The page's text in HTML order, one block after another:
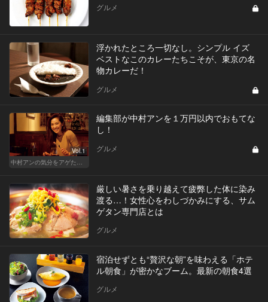
グルメ
浮かれたところ一切なし。シンプル イズ
ベストなこのカレーたちこそが、東京の名
物カレーだ！
グルメ
Vol.1
編集部が中村アンを１万円以内でおもてな
し！
グルメ
厳しい暑さを乗り越えて疲弊した体に染み
渡る…！女性心をわしづかみにする、サム
ゲタン専門店とは
グルメ
宿泊せずとも“贅沢な朝”を味わえる「ホテ
ル朝食」が密かなブーム。最新の朝食4選
グルメ